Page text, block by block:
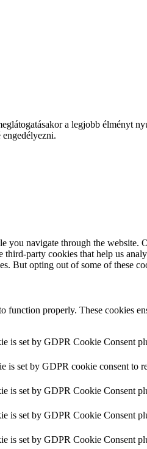
a legjobb élményt
navigate through the website.
party cookies that help us
But opting out of some of these
function properly. These cookies
is set by GDPR Cookie Consent
is set by GDPR cookie consent to
is set by GDPR Cookie Consent
is set by GDPR Cookie Consent
is set by GDPR Cookie Consent